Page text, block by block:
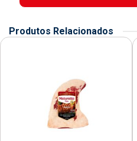
Produtos Relacionados